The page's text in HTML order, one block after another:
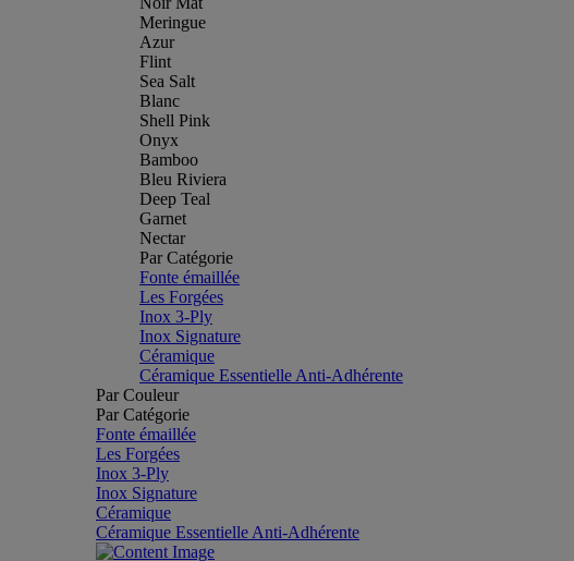
Meringue
Azur
Flint
Sea Salt
Blanc
Shell Pink
Onyx
Bamboo
Bleu Riviera
Deep Teal
Garnet
Nectar
Par Catégorie
Fonte émaillée
Les Forgées
Inox 3-Ply
Inox Signature
Céramique
Céramique Essentielle Anti-Adhérente
Par Couleur
Par Catégorie
Fonte émaillée
Les Forgées
Inox 3-Ply
Inox Signature
Céramique
Céramique Essentielle Anti-Adhérente